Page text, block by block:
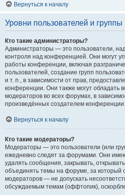
Вернуться к началу
Уровни пользователей и группы
Кто такие администраторы?
Администраторы — это пользователи,
контроля над конференцией. Они могут
работы конференции, включая
пользователей, создание групп
и т. п., в зависимости от прав,
конференции. Они также могут обладать
модераторов во всех форумах, в
произведённых создателем конференции.
Вернуться к началу
Кто такие модераторы?
Модераторы — это пользователи (или
ежедневно следят за форумами. Они
удалять сообщения, закрывать,
объединять темы на форуме, за который
модераторов — не допускать
обсуждаемым темам (оффтопик),